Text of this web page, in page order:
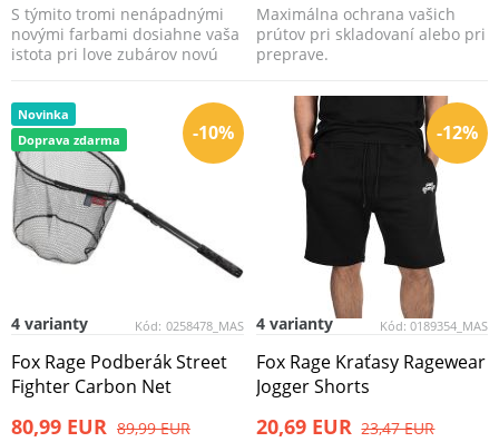
S týmito tromi nenápadnými
novými farbami dosiahne vaša
istota pri love zubárov novú
Maximálna ochrana vašich
prútov pri skladovaní alebo pri
preprave.
-10%
Novinka
Doprava zdarma
Kód: 0258478_MAS
4 varianty
Fox Rage Podberák Street
Fighter Carbon Net
80,99 EUR 89,99 EUR
-12%
Kód: 0189354_MAS
4 varianty
Fox Rage Kraťasy Ragewear
Jogger Shorts
20,69 EUR 23,47 EUR